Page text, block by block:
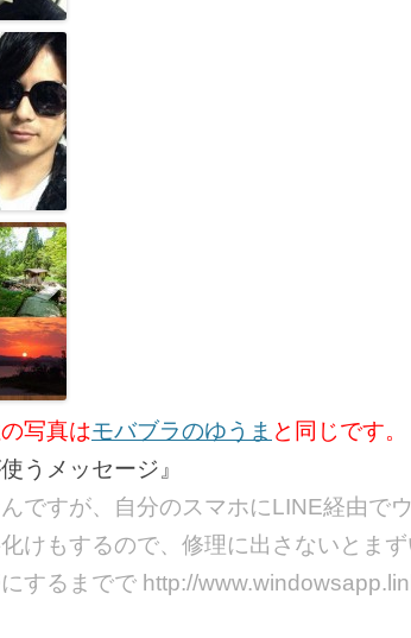
写真はモバブラのゆうま と同じです。
うメッセージ』
ですが、自分のスマホにLINE経由で
けもするので、修理に出さないとま
するまでで http://